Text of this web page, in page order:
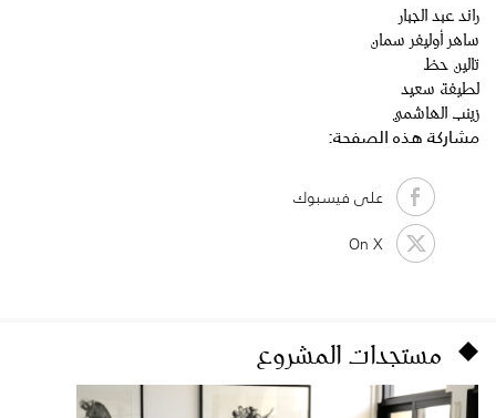
راند عبد الجبار
ساهر أوليفر سمان
تالين حظ
لطيفة سعيد
زينب الهاشمي
مشاركة هذه الصفحة:
على فيسبوك
مستجدات المشروع